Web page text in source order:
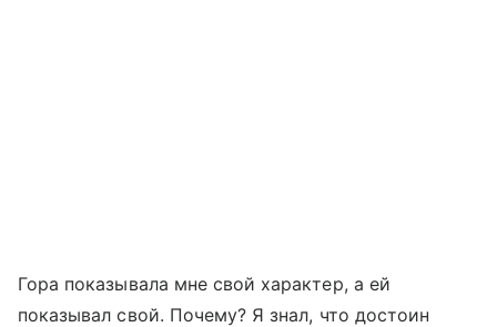
Гора показывала мне свой характер, а ей
показывал свой. Почему? Я знал, что достоин